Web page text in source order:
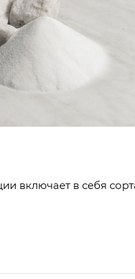
включает в себя